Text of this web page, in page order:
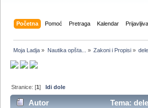
Početna Pomoć Pretraga Kalendar
Moja Ladja » Nautika opšta... » Zakoni i Propisi»
Stranice: [1]Idi dole
Autor Tema: